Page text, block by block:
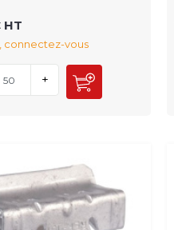
connectez-vous
+